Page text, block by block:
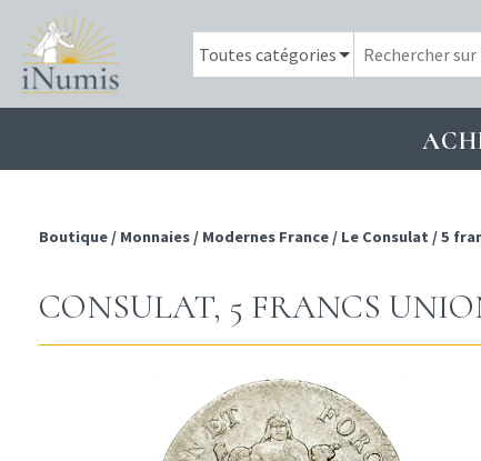
Boutique / Monnaies / Modernes France / Le Consulat /5
CONSULAT, 5 FRANCS